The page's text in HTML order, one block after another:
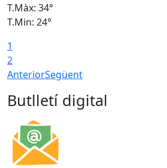
T.Màx: 34°
T.Min: 24°
1
2
AnteriorSegüent
Butlletí digital